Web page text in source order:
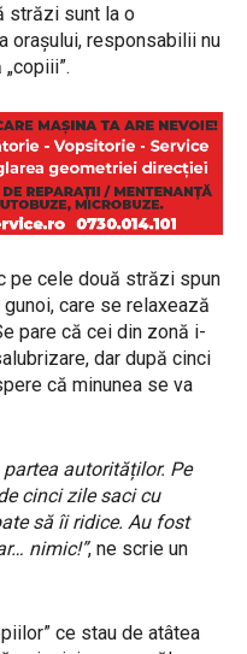
străzi sunt la o
orașului, responsabilii nu
pe cele două străzi spun
care se relaxează
pare că cei din zonă i-
dar după cinci
că minunea se va
autorităților. Pe
cinci zile saci cu
să îi ridice. Au fost
nimic!”, ne scrie un
ce stau de atâtea